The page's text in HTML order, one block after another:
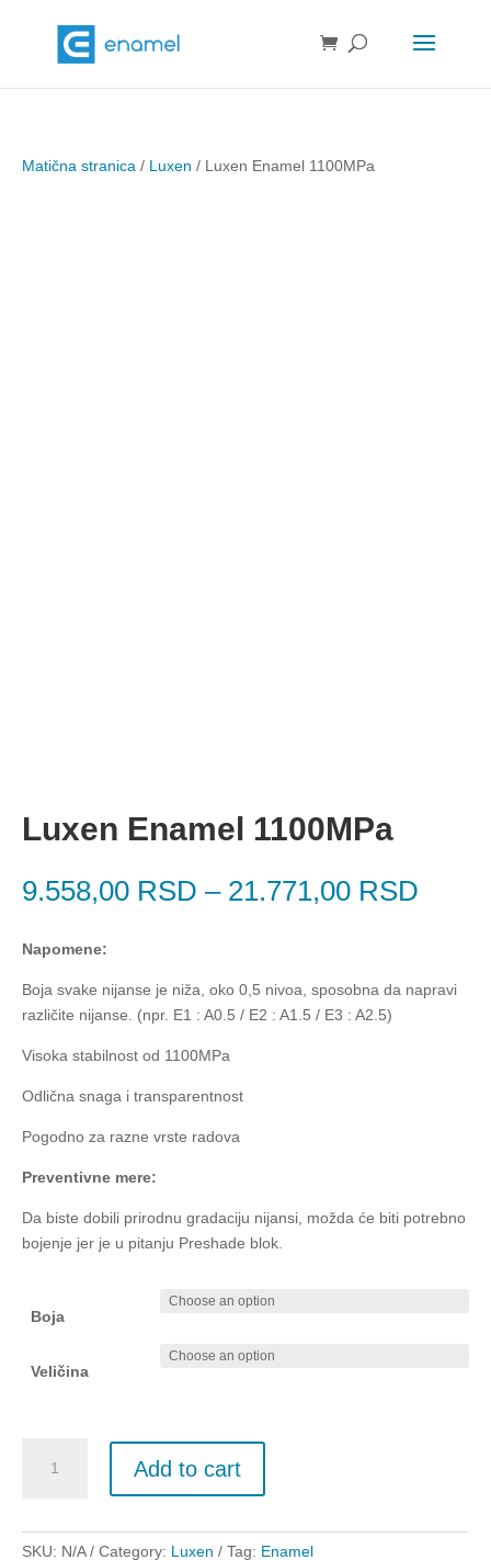
Matična stranica / Luxen / Luxen Enamel 1100MPa
Luxen Enamel 1100MPa
9.558,00 RSD – 21.771,00 RSD
Napomene:
Boja svake nijanse je niža, oko 0,5 nivoa, sposobna da napravi
različite nijanse. (npr. E1 : A0.5 / E2 : A1.5 / E3 : A2.5)
Visoka stabilnost od 1100MPa
Odlična snaga i transparentnost
Pogodno za razne vrste radova
Preventivne mere:
Da biste dobili prirodnu gradaciju nijansi, možda će biti potrebno
bojenje jer je u pitanju Preshade blok.
Boja
Veličina
Enamel
Add to cart
SKU: N/A Category: Luxen Tag: Enamel